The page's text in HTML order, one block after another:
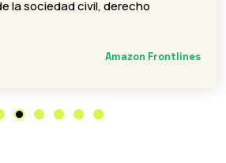
AMAZÓNICA Sinangoe,
Amazon Frontlines